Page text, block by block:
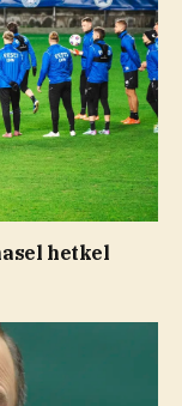
hetkel